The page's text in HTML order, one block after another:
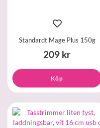
Standardt Mage Plus 150g
209 kr
Köp